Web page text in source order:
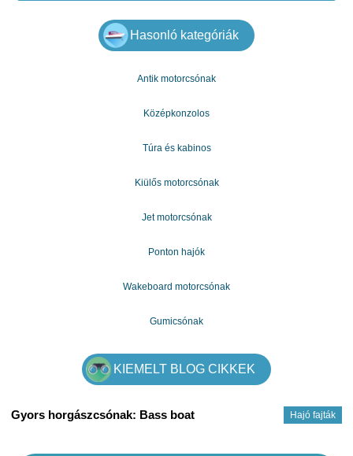
és fedélzeti takaróponyva, kivehető fedélzeti szőnyeg, tikfa
asztal, rozsdamentes kapaszkodók, dörzsperem,
pohártartók, tankbeöntő, algavédelem. A hajó újkori
Tel: 06/70/ 4-500-900, 06/70/ 4-500-930.
Hasonló kategóriák
Antik motorcsónak
Középkonzolos
Túra és kabinos
Kiülős motorcsónak
Jet motorcsónak
Ponton hajók
Wakeboard motorcsónak
Gumicsónak
KIEMELT BLOG CIKKEK
Hajó fajták
Gyors horgászcsónak: Bass boat